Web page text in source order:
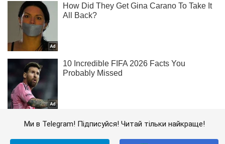
Ми в Telegram! Підписуйся! Читай тільки найкраще!